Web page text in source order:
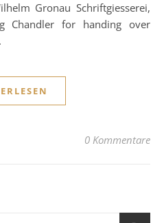
Gronau Schriftgiesserei,
Chandler for handing over
0 Kommentare